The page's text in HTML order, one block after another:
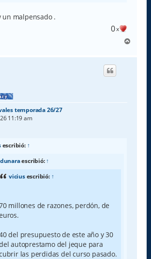
un malpensado .
0x
r
temporada 26/27
11:19 am
escribió: ↑
escribió:↑
viciusescribió: ↑
millones de razones, perdón, de
del presupuesto de este año y 30
autoprestamo del jeque para
las perdidas del curso pasado.